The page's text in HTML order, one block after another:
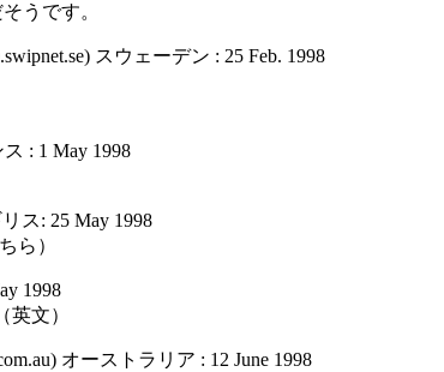
うです。
スウェーデン : 25 Feb. 1998
: 1 May 1998
ス: 25 May 1998
ら）
1998
文）
オーストラリア : 12 June 1998